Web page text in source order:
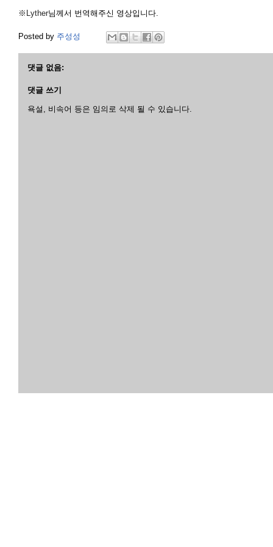
※ Lyther님께서 번역해주신 영상입니다.
Posted by 주성성
댓글 없음:
댓글 쓰기
욕설, 비속어 등은 임의로 삭제 될 수 있습니다.